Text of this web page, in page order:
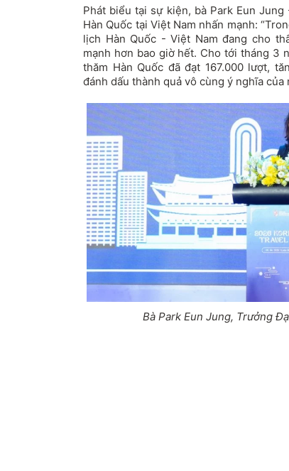
Phát biểu tại sự kiện, bà Park Eun Jung
Hàn Quốc tại Việt Nam nhấn mạnh:
lịch Hàn Quốc - Việt Nam đang cho
mạnh hơn bao giờ hết. Cho tới tháng 3
thăm Hàn Quốc đã đạt 167.000 lượt,
đánh dấu thành quả vô cùng ý nghĩa của
Bà Park Eun Jung, Trưởng